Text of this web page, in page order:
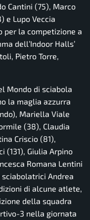
Cantini (75), Marco
e Lupo Veccia
per la competizione a
dell’Indoor Halls’
Pietro Torre,
Mondo di sciabola
la maglia azzurra
Mariella Viale
(38), Claudia
Criscio (81),
(131), Giulia Arpino
Romana Lentini
Andrea
di alcune atlete,
della squadra
3 nella giornata